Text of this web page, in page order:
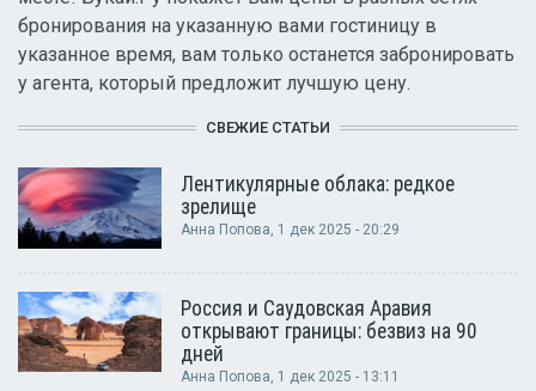
бронирования на указанную вами гостиницу в
указанное время, вам только останется забронировать
у агента, который предложит лучшую цену.
СВЕЖИЕ СТАТЬИ
Лентикулярные облака: редкое
зрелище
Анна Попова, 1 дек 2025 - 20:29
Россия и Саудовская Аравия
открывают границы: безвиз на 90
дней
Анна Попова, 1 дек 2025 - 13:11